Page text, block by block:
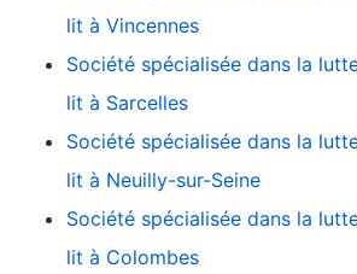
lit à Vincennes
Société spécialisée dans la
lit à Sarcelles
Société spécialisée dans la
lit à Neuilly-sur-Seine
Société spécialisée dans la
lit à Colombes